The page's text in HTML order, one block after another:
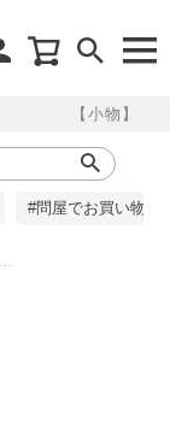
【小物】
#問屋でお買い物